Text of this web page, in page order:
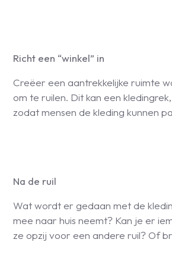
Richt een “winkel” in
Creëer een aantrekkelijke ruimte
om te ruilen. Dit kan een
zodat mensen de kleding kunnen
Na de ruil
Wat wordt er gedaan met de
mee naar huis neemt? Kan je er
ze opzij voor een andere ruil? Of